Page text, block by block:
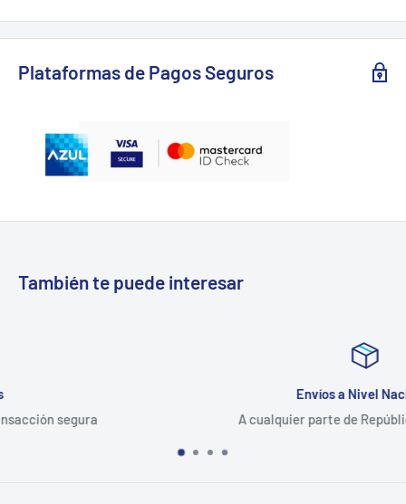
Plataformas de Pagos Seguros
También te puede interesar
Envíos a Nivel Nacional
A cualquier parte de República Dominicana